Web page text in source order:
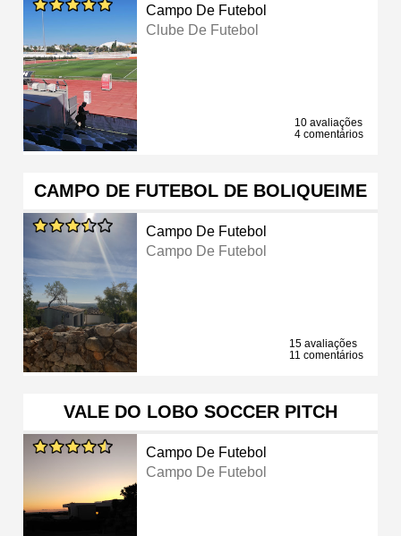
Campo De Futebol
Clube De Futebol
10 avaliações
4 comentários
CAMPO DE FUTEBOL DE BOLIQUEIME
Campo De Futebol
Campo De Futebol
15 avaliações
11 comentários
VALE DO LOBO SOCCER PITCH
Campo De Futebol
Campo De Futebol